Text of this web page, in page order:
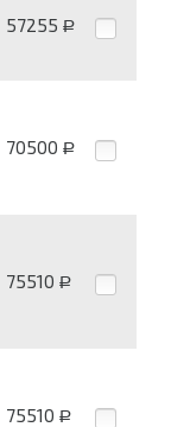
57255 Р
70500 Р
75510 Р
75510 Р